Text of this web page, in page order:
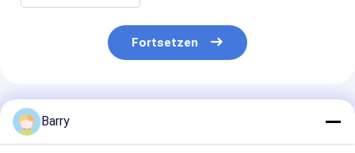
Fortsetzen
Empfohlene Produkte
Barry